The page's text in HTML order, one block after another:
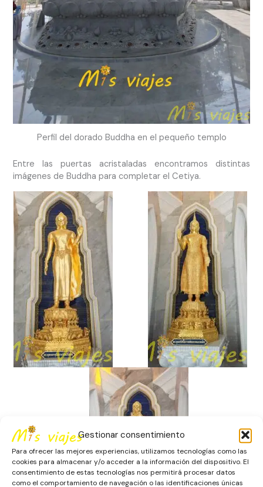
Gestionar consentimiento
Para ofrecer las mejores experiencias, utilizamos tecnologías como las
cookies para almacenar y/o acceder a la información del dispositivo. El
consentimiento de estas tecnologías nos permitirá procesar datos
como el comportamiento de navegación o las identificaciones únicas
Perfil del dorado Buddha en el pequeño templo
Entre las puertas acristaladas encontramos distintas
imágenes de Buddha para completar el Cetiya.